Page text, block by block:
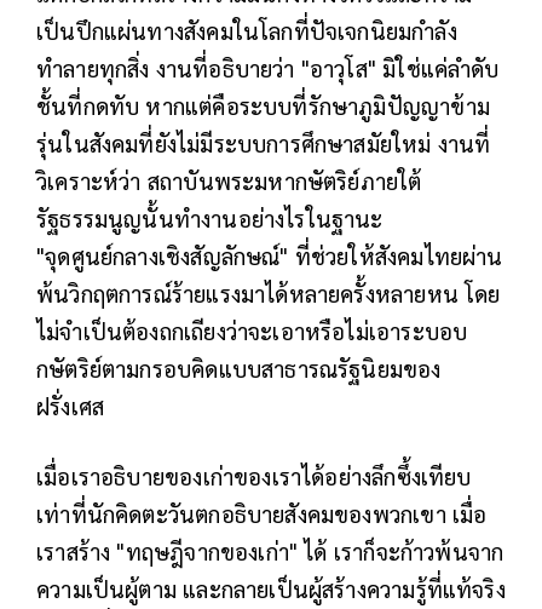
เป็นปึกแผ่นทางสังคมในโลกที่ปัจเจกนิยมกำลัง
ทำลายทุกสิ่ง งานที่อธิบายว่า "อาวุโส" มิใช่แค่ลำดับ
ชั้นที่กดทับ หากแต่คือระบบที่รักษาภูมิปัญญาข้าม
รุ่นในสังคมที่ยังไม่มีระบบการศึกษาสมัยใหม่ งานที่
วิเคราะห์ว่า สถาบันพระมหากษัตริย์ภายใต้
รัฐธรรมนูญนั้นทำงานอย่างไรในฐานะ
"จุดศูนย์กลางเชิงสัญลักษณ์" ที่ช่วยให้สังคมไทยผ่าน
พ้นวิกฤตการณ์ร้ายแรงมาได้หลายครั้งหลายหน โดย
ไม่จำเป็นต้องถกเถียงว่าจะเอาหรือไม่เอาระบอบ
กษัตริย์ตามกรอบคิดแบบสาธารณรัฐนิยมของ
ฝรั่งเศส
เมื่อเราอธิบายของเก่าของเราได้อย่างลึกซึ้งเทียบ
เท่าที่นักคิดตะวันตกอธิบายสังคมของพวกเขา เมื่อ
เราสร้าง "ทฤษฎีจากของเก่า" ได้ เราก็จะก้าวพ้นจาก
ความเป็นผู้ตาม และกลายเป็นผู้สร้างความรู้ที่แท้จริง